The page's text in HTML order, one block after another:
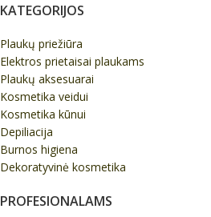
KATEGORIJOS
Plaukų priežiūra
Elektros prietaisai plaukams
Plaukų aksesuarai
Kosmetika veidui
Kosmetika kūnui
Depiliacija
Burnos higiena
Dekoratyvinė kosmetika
PROFESIONALAMS